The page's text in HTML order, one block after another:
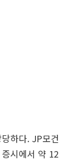
하다. JP모건
시에서 약 12